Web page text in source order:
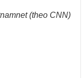
(theo CNN)